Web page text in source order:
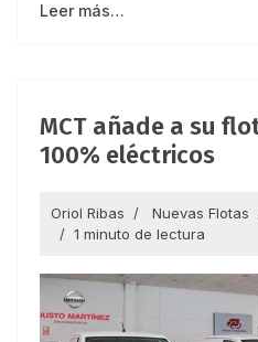
Leer más…
MCT añade a su
100% eléctricos
Oriol Ribas Nuevas Flotas
1 minuto de lectura